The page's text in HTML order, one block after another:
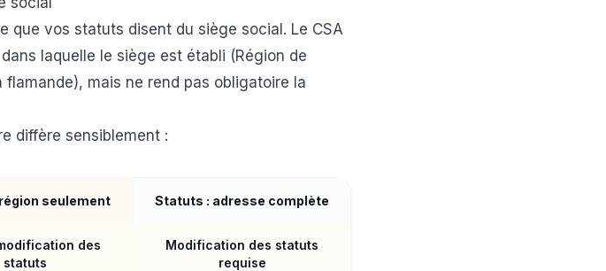
que vos statuts disent du siège social. Le CSA
dans laquelle le siège est établi (Région de
mais ne rend pas obligatoire la
diffère sensiblement :
seulement Statuts : adresse complète
des
statuts
Modification des statuts
requise